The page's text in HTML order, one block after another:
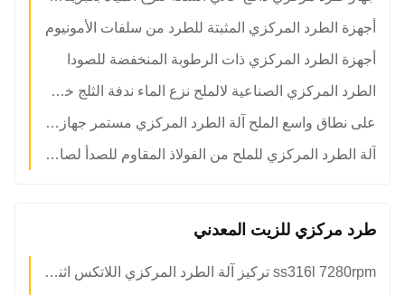
أجهزة الطرد المركزي المثبتة للطرد من سلفات الأمونيوم
أجهزة الطرد المركزي ذات الرطوبة المنخفضة للصودا
الطرد المركزي الصناعية لالملح نزع الماء ندفة الثلج خط إنتاج الملح
على نطاق واسع الملح آلة الطرد المركزي مستمر جهاز طرد مركزي مزدوج المرحلة مروج المخدرات
آلة الطرد المركزي للملح من الفولاذ المقاوم للصدأ لصانع إنتاج الملح
طرد مركزي للزيت المعدني
ss316l 7280rpm تركيز آلة الطرد المركزي اللاتكس اثنين من المحركات